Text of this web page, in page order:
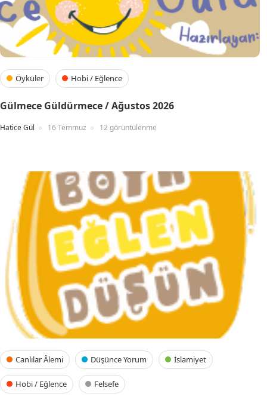
Öyküler Hobi / Eğlence
Gülmece Güldürmece / Ağustos 2026
Hatice Gül 16 Temmuz 12 görüntülenme
Canlılar Âlemi Düşünce Yorum İslamiyet
Hobi / Eğlence Felsefe